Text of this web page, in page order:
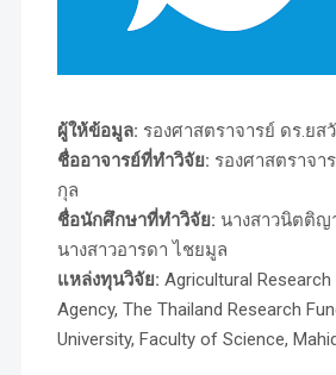
ผู้ให้ข้อมูล: รองศาสตราจารย์ ดร.ยส
ชื่ออาจารย์ที่ทำวิจัย: รองศาสตราจา
กุล
ชื่อนักศึกษาที่ทำวิจัย: นางสาวนิตติ
นางสาวอารดา ไชยมูล
แหล่งทุนวิจัย: Agricultural
Agency, The Thailand Research
University, Faculty of Science,